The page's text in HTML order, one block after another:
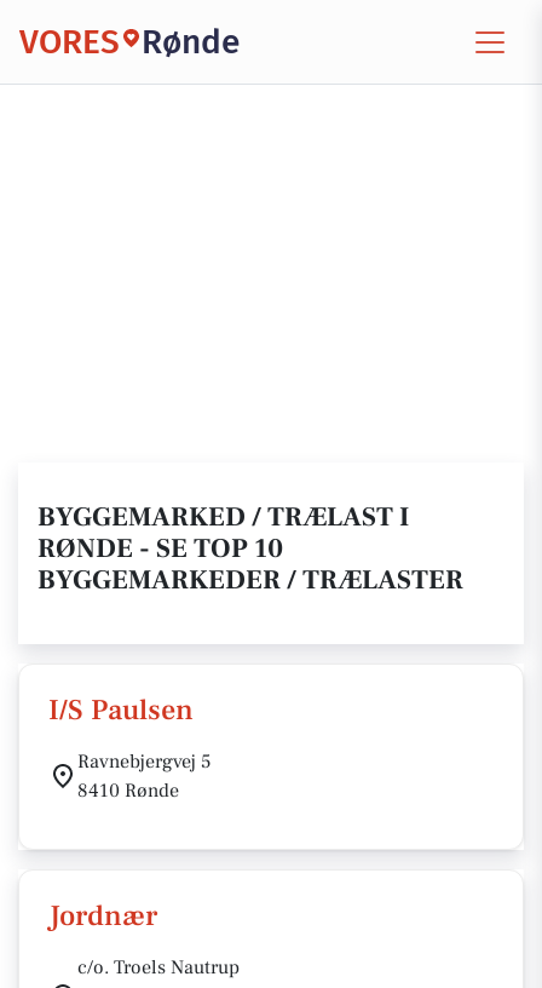
VORES Rønde
BYGGEMARKED / TRÆLAST I
RØNDE - SE TOP 10
BYGGEMARKEDER / TRÆLASTER
I/S Paulsen
Ravnebjergvej 5
8410 Rønde
Jordnær
c/o. Troels Nautrup